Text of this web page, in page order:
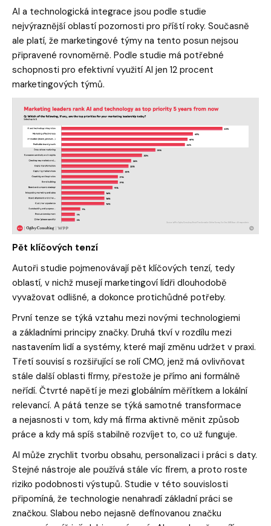
AI a technologická integrace jsou podle studie
nejvýraznější oblastí pozornosti pro příští roky. Současně
ale platí, že marketingové týmy na tento posun nejsou
připravené rovnoměrně. Podle studie má potřebné
schopnosti pro efektivní využití AI jen 12 procent
marketingových týmů.
Pět klíčových tenzí
Autoři studie pojmenovávají pět klíčových tenzí, tedy
oblastí, v nichž musejí marketingoví lídři dlouhodobě
vyvažovat odlišné, a dokonce protichůdné potřeby.
První tenze se týká vztahu mezi novými technologiemi
a základními principy značky. Druhá tkví v rozdílu mezi
nastavením lidí a systémy, které mají změnu udržet v praxi.
Třetí souvisí s rozšiřující se rolí CMO, jenž má ovlivňovat
stále další oblasti firmy, přestože je přímo ani formálně
neřídí. Čtvrté napětí je mezi globálním měřítkem a lokální
relevancí. A pátá tenze se týká samotné transformace
a nejasnosti v tom, kdy má firma aktivně měnit způsob
práce a kdy má spíš stabilně rozvíjet to, co už funguje.
AI může zrychlit tvorbu obsahu, personalizaci i práci s daty.
Stejné nástroje ale používá stále víc firem, a proto roste
riziko podobnosti výstupů. Studie v této souvislosti
připomíná, že technologie nenahradí základní práci se
značkou. Slabou nebo nejasně definovanou značku